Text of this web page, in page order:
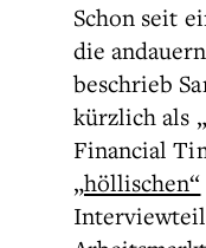
Schon seit
die
beschrieb
kürzlich als
Financial
„höllischen“